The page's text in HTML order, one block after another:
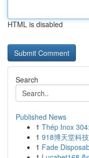
HTML is disabled
Search
Published News
1 Thép Inox
1 918博天堂科
1 Fade